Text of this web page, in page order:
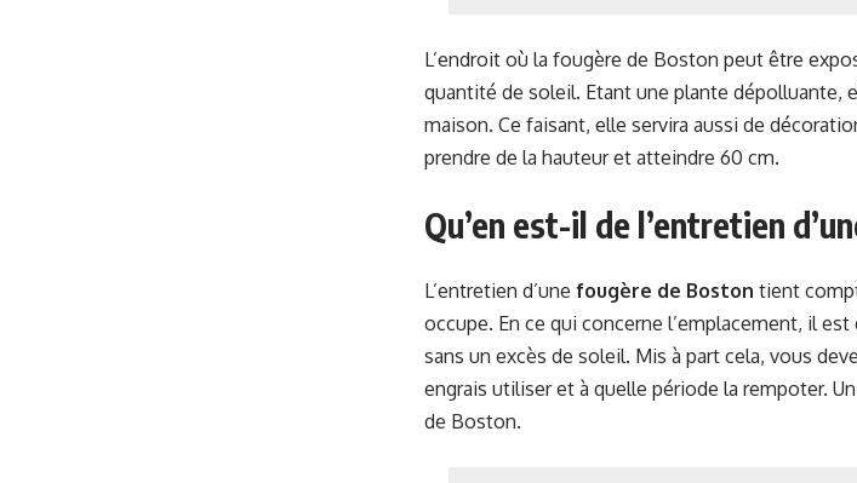
L’endroit où la fougère de Boston peut être
quantité de soleil. Etant une plante dépolluante,
maison. Ce faisant, elle servira aussi de
prendre de la hauteur et atteindre 60 cm.
Qu’en est-il de l’entretien
L’entretien d’une fougère de Boston tient
occupe. En ce qui concerne l’emplacement, il
sans un excès de soleil. Mis à part cela, vous
engrais utiliser et à quelle période la rempoter.
de Boston.